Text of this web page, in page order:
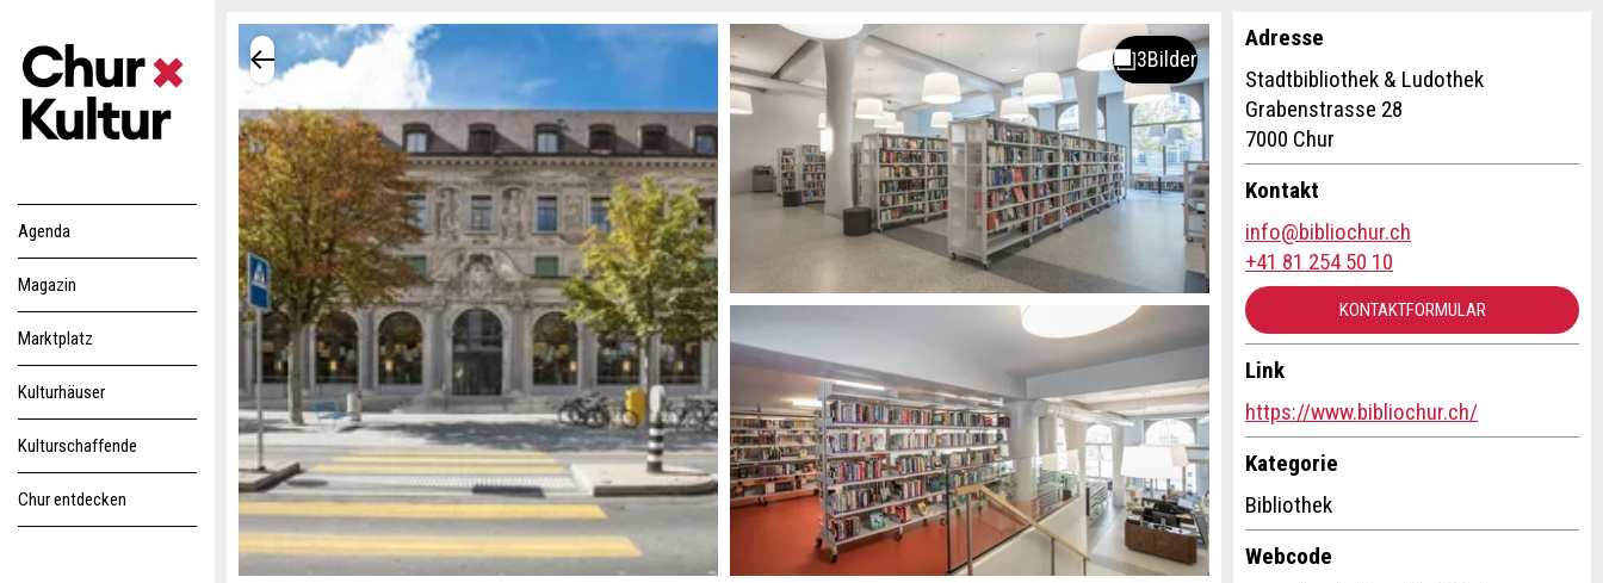
Agenda
Magazin
Marktplatz
Kulturhäuser
Kulturschaffende
Chur entdecken
Adresse
Stadtbibliothek & Ludothek
Grabenstrasse 28
7000 Chur
Kontakt
info@bibliochur.ch
+41 81 254 50 10
KONTAKTFORMULAR
Link
https://www.bibliochur.ch/
Kategorie
Bibliothek
Webcode